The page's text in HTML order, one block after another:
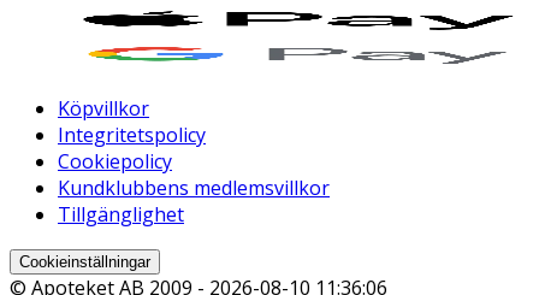
Köpvillkor
Integritetspolicy
Cookiepolicy
Kundklubbens medlemsvillkor
Tillgänglighet
Cookieinställningar
© Apoteket AB 2009 - 2026-08-10 11:36:06